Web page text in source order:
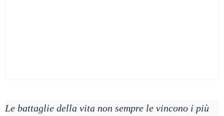
Le battaglie della vita non sempre le vincono i più